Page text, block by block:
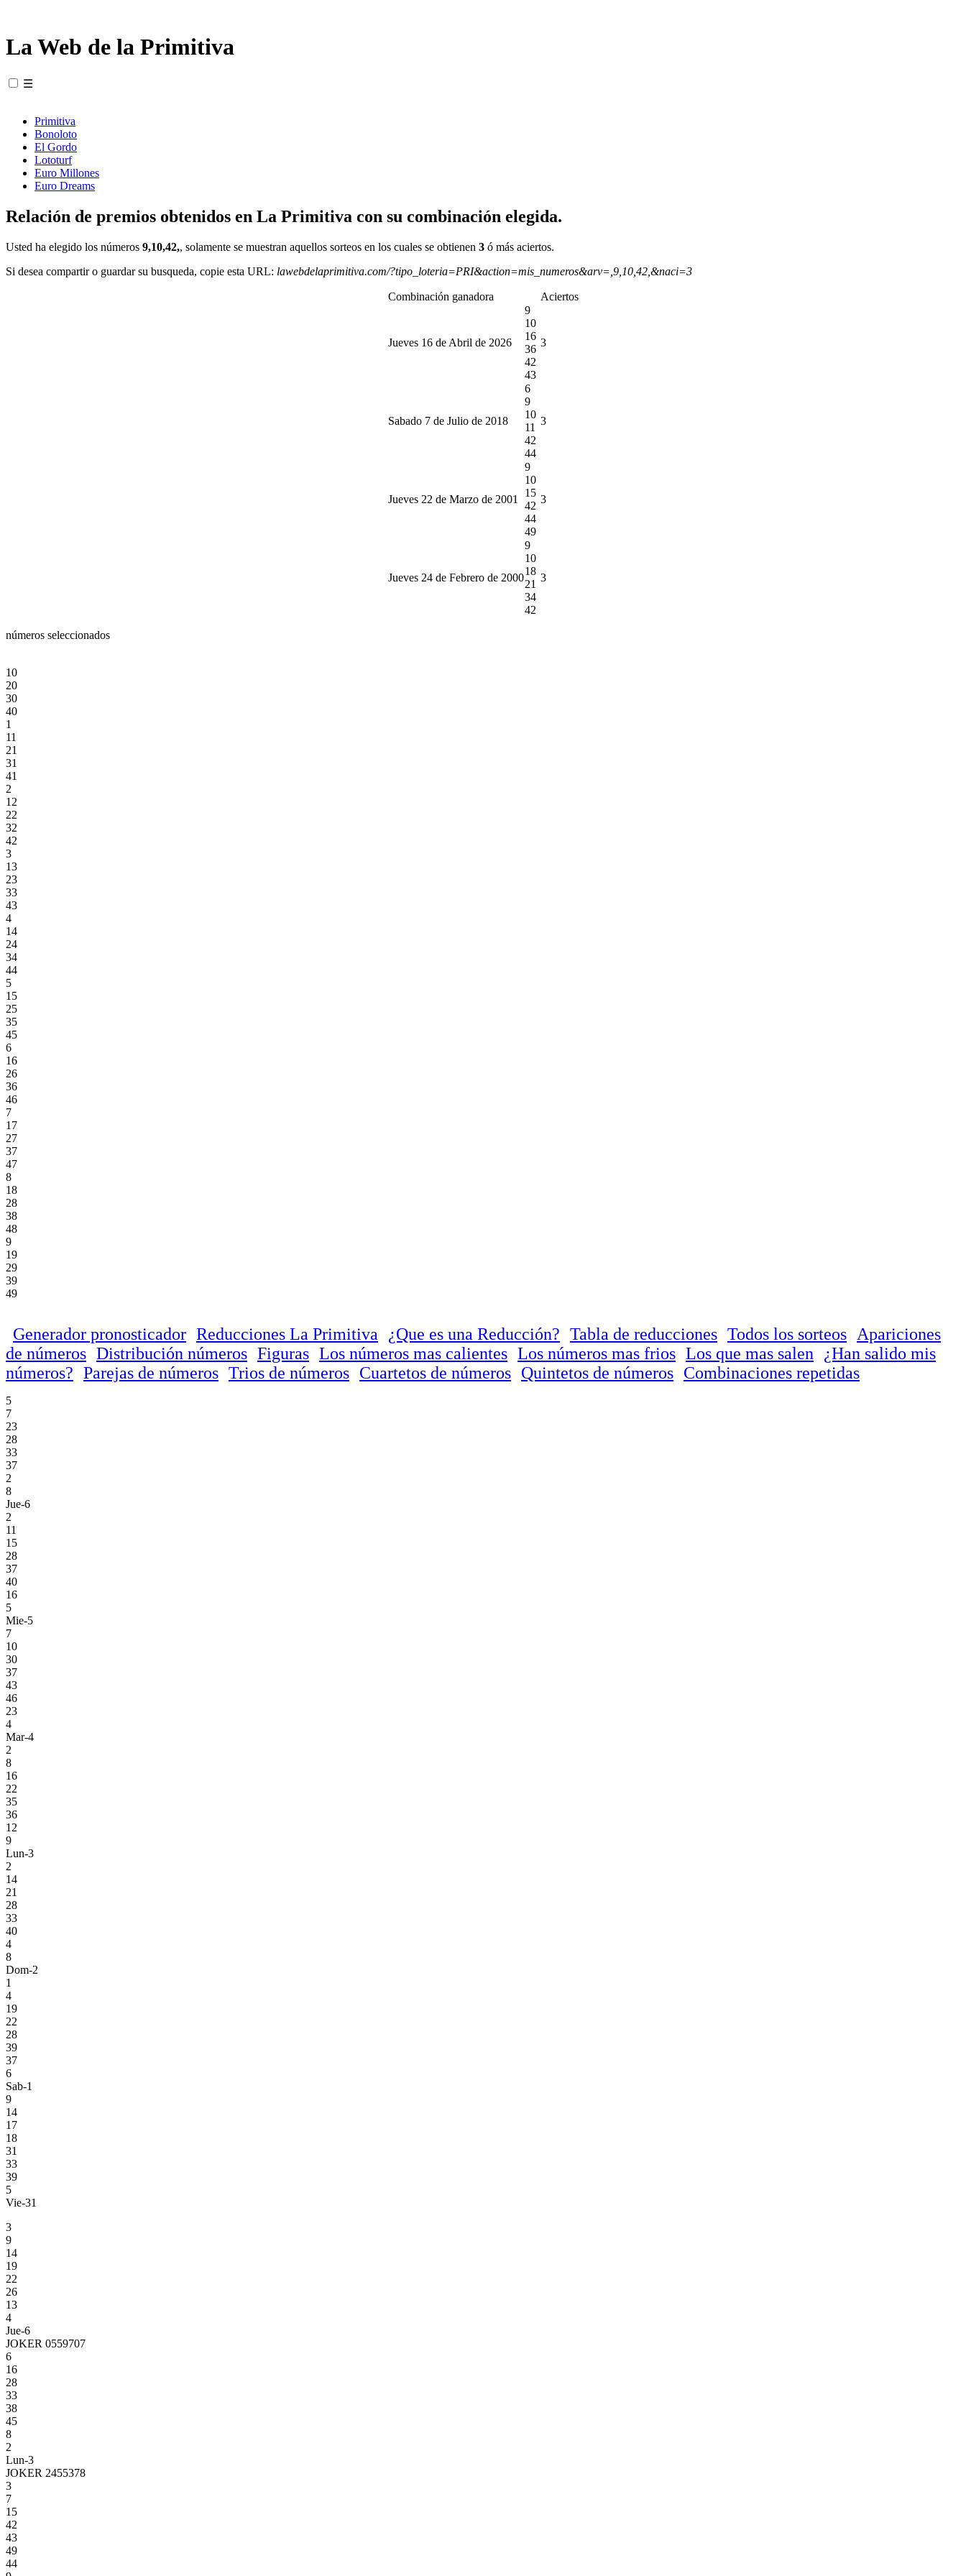
La Web de la Primitiva
☰
Primitiva
Bonoloto
El Gordo
Lototurf
Euro Millones
Euro Dreams
Relación de premios obtenidos en La Primitiva con su combinación elegida.
Usted ha elegido los números 9,10,42,, solamente se muestran aquellos sorteos en los cuales se obtienen 3 ó más aciertos.
Si desea compartir o guardar su busqueda, copie esta URL: lawebdelaprimitiva.com/?tipo_loteria=PRI&action=mis_numeros&arv=,9,10,42,&naci=3
Combinación ganadora Aciertos
Jueves 16 de Abril de 2026
9
10
16
36
42
43
3
Sabado 7 de Julio de 2018
6
9
10
11
42
44
3
Jueves 22 de Marzo de 2001
9
10
15
42
44
49
3
Jueves 24 de Febrero de 2000
9
10
18
21
34
42
3
números seleccionados
10
20
30
40
1
11
21
31
41
2
12
22
32
42
3
13
23
33
43
4
14
24
34
44
5
15
25
35
45
6
16
26
36
46
7
17
27
37
47
8
18
28
38
48
9
19
29
39
49
Generador pronosticador Reducciones La Primitiva ¿Que es una Reducción? Tabla de reducciones Todos los sorteos
Apariciones
de números Distribución números Figuras Los números mas calientes Los números mas frios Los que mas salen
¿Han salido mis
números? Parejas de números Trios de números Cuartetos de números Quintetos de números Combinaciones repetidas
5
7
23
28
33
37
2
8
Jue-6
2
11
15
28
37
40
16
5
Mie-5
7
10
30
37
43
46
23
4
Mar-4
2
8
16
22
35
36
12
9
Lun-3
2
14
21
28
33
40
4
8
Dom-2
1
4
19
22
28
39
37
6
Sab-1
9
14
17
18
31
33
39
5
Vie-31
3
9
14
19
22
26
13
4
Jue-6
JOKER 0559707
6
16
28
33
38
45
8
2
Lun-3
JOKER 2455378
3
7
15
42
43
49
44